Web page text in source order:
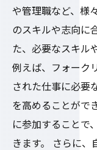
や管理職など、様
のスキルや志向に
た、必要なスキル
例えば、フォーク
された仕事に必要
を高めることがで
に参加することで
きます。 さらに、